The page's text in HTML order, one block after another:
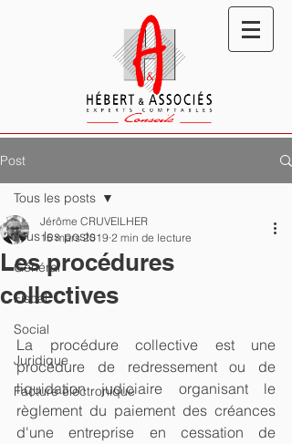
Post
Tous les posts
Général
Fiscal
Social
Juridique
Facture électronique
Tous les posts
Les procédures
collectives
Jérôme CRUVEILHER
15 mars 2019 2 min de lecture
La procédure collective est une
procédure de redressement ou de
liquidation judiciaire organisant le
règlement du paiement des créances
d'une entreprise en cessation de